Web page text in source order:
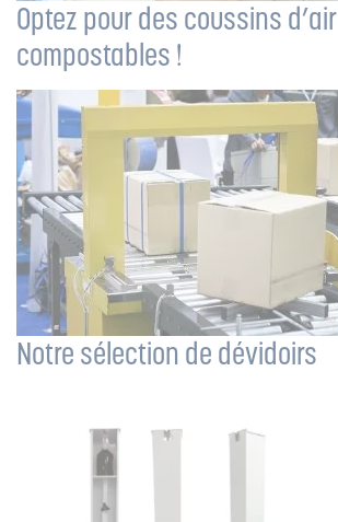
Optez pour des coussins d’air
compostables !
Notre sélection de dévidoirs